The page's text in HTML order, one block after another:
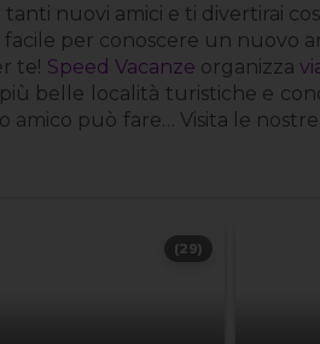
tanti nuovi amici e ti divertirai
per conoscere un nuovo
te! Speed Vacanze organizza
belle località turistiche e
amico può fare… Visita le
(29)